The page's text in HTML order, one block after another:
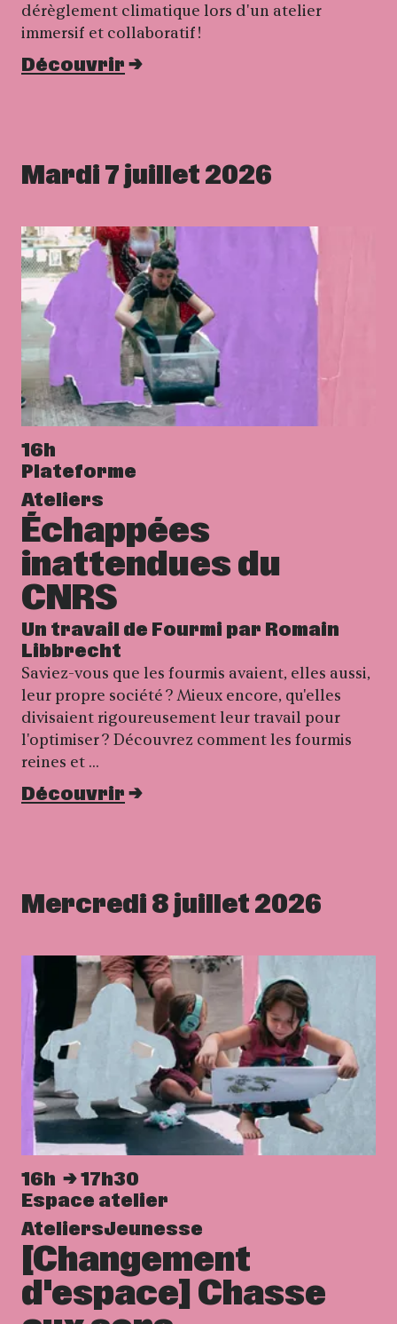
dérèglement climatique lors d'un atelier
immersif et collaboratif !
Découvrir
Mardi 7 juillet 2026
Échappées
inattendues du
CNRS
Un travail de Fourmi par Romain
Libbrecht
16h
Plateforme
Saviez-vous que les fourmis avaient, elles aussi,
leur propre société ? Mieux encore, qu'elles
divisaient rigoureusement leur travail pour
l'optimiser ? Découvrez comment les fourmis
reines et …
Ateliers
Découvrir
Mercredi 8 juillet 2026
[Changement
d'espace] Chasse
16h
17h30
Espace atelier
AteliersJeunesse